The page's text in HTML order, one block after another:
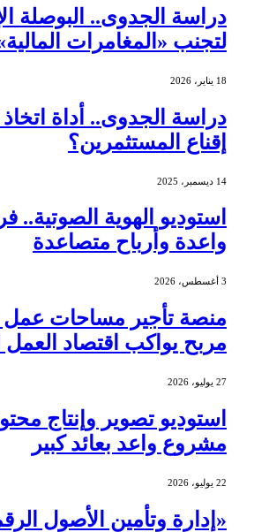
دراسة الجدوى.. البوصلة
لتجنب «المغامرات
18 يناير، 2026
دراسة الجدوى.. أداة
إقناع المستثمرين؟
14 ديسمبر، 2025
استوديو الهوية الصوتية..
واعدة وأرباح متصاعدة
3 أغسطس، 2026
منصة تأجير مساحات
مربح يواكب اقتصاد
27 يوليو، 2026
استوديو تصوير وإنتاج
مشروع واعد بعائد كبير
22 يوليو، 2026
«إدارة وتأمين الأصول